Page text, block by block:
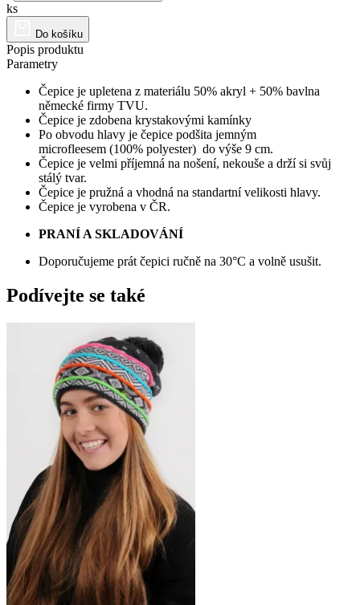
ks
Do košíku
Popis produktu
Parametry
Čepice je upletena z materiálu 50% akryl + 50% bavlna
německé firmy TVU.
Čepice je zdobena krystakovými kamínky
Po obvodu hlavy je čepice podšita jemným
microfleesem (100% polyester) do výše 9 cm.
Čepice je velmi příjemná na nošení, nekouše a drží si svůj
stálý tvar.
Čepice je pružná a vhodná na standartní velikosti hlavy.
Čepice je vyrobena v ČR.
PRANÍ A SKLADOVÁNÍ
Doporučujeme prát čepici ručně na 30°C a volně usušit.
Podívejte se také